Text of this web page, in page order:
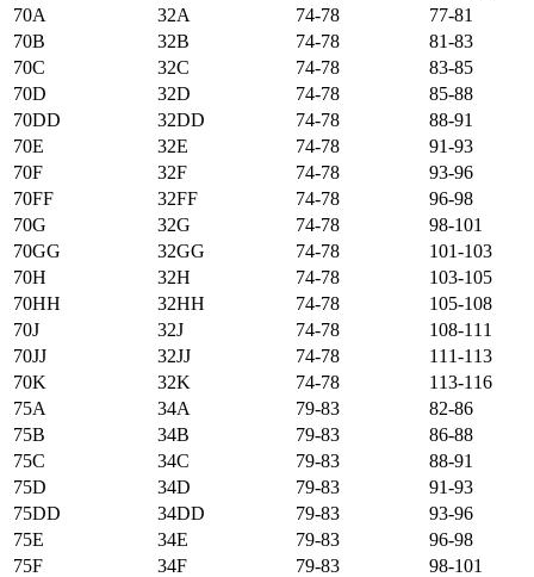
70А
32А 74-78
77-81
70B
32B 74-78
81-83
70C
32C 74-78
83-85
70D
32D 74-78
85-88
70DD
32DD 74-78
88-91
70E
32E 74-78
91-93
70F
32F 74-78
93-96
70FF
32FF 74-78
96-98
70G
32G 74-78
98-101
70GG
32GG 74-78
101-103
70H
32H 74-78
103-105
70HH
32HH 74-78
105-108
70J
32J 74-78
108-111
70JJ
32JJ 74-78
111-113
70K
32K 74-78
113-116
75А
34А 79-83
82-86
75B
34B 79-83
86-88
75C
34C 79-83
88-91
75D
34D 79-83
91-93
75DD
34DD 79-83
93-96
75E
34E 79-83
96-98
75F
34F 79-83
98-101